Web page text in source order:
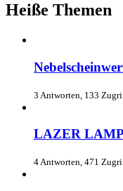
Heiße Themen
3 Antworten, 133
LAZER
4 Antworten, 471